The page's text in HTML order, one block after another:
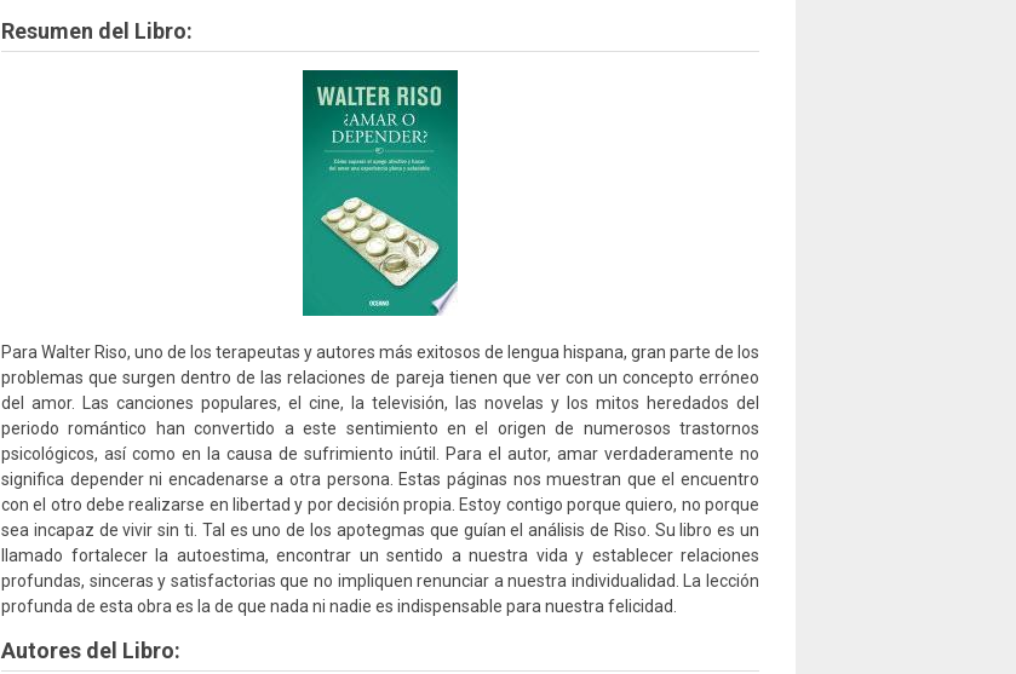
Resumen del Libro:
Para Walter Riso, uno de los terapeutas y autores más exitosos de lengua hispana, gran parte de los
problemas que surgen dentro de las relaciones de pareja tienen que ver con un concepto erróneo
del amor. Las canciones populares, el cine, la televisión, las novelas y los mitos heredados del
periodo romántico han convertido a este sentimiento en el origen de numerosos trastornos
psicológicos, así como en la causa de sufrimiento inútil. Para el autor, amar verdaderamente no
significa depender ni encadenarse a otra persona. Estas páginas nos muestran que el encuentro
con el otro debe realizarse en libertad y por decisión propia. Estoy contigo porque quiero, no porque
sea incapaz de vivir sin ti. Tal es uno de los apotegmas que guían el análisis de Riso. Su libro es un
llamado fortalecer la autoestima, encontrar un sentido a nuestra vida y establecer relaciones
profundas, sinceras y satisfactorias que no impliquen renunciar a nuestra individualidad. La lección
profunda de esta obra es la de que nada ni nadie es indispensable para nuestra felicidad.
Autores del Libro: